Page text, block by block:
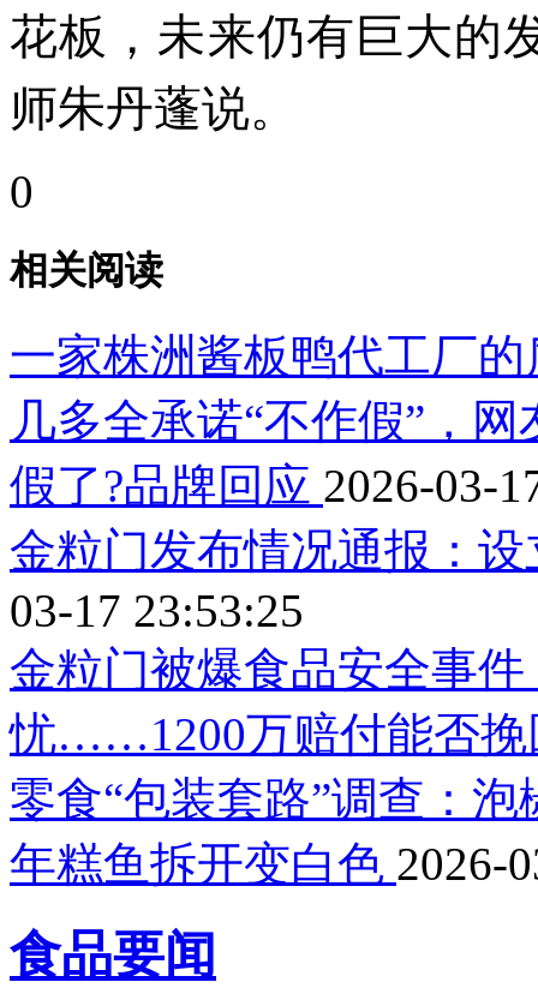
花板，未来仍有巨大的
师朱丹蓬说。
0
相关阅读
一家株洲酱板鸭代工厂
几多全承诺“不作假”，
假了?品牌回应 2026-03-
金粒门发布情况通报：
03-17 23:53:25
金粒门被爆食品安全事
忧……1200万赔付能否挽
零食“包装套路”调查：
年糕鱼拆开变白色 2026-
食品要闻